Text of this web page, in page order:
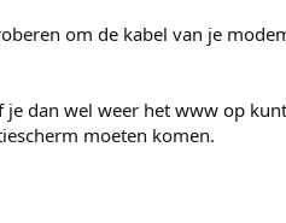
om de kabel van je
dan wel weer het www op
moeten komen.